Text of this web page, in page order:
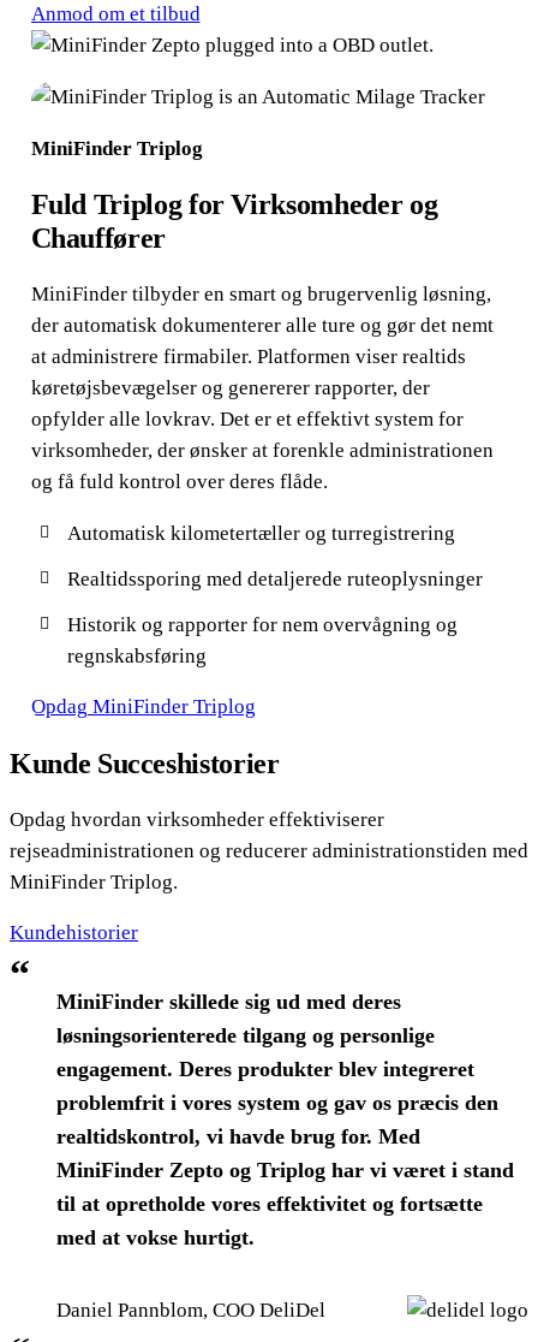
Anmod om et tilbud
MiniFinder Triplog
Fuld Triplog for Virksomheder og
Chauffører
MiniFinder tilbyder en smart og brugervenlig løsning,
der automatisk dokumenterer alle ture og gør det nemt
at administrere firmabiler. Platformen viser realtids
køretøjsbevægelser og genererer rapporter, der
opfylder alle lovkrav. Det er et effektivt system for
virksomheder, der ønsker at forenkle administrationen
og få fuld kontrol over deres flåde.
Automatisk kilometertæller og turregistrering
Realtidssporing med detaljerede ruteoplysninger
Historik og rapporter for nem overvågning og
regnskabsføring
Opdag MiniFinder Triplog
Kunde Succeshistorier
Opdag hvordan virksomheder effektiviserer
rejseadministrationen og reducerer administrationstiden med
MiniFinder Triplog.
Kundehistorier
“
MiniFinder skillede sig ud med deres
løsningsorienterede tilgang og personlige
engagement. Deres produkter blev integreret
problemfrit i vores system og gav os præcis den
realtidskontrol, vi havde brug for. Med
MiniFinder Zepto og Triplog har vi været i stand
til at opretholde vores effektivitet og fortsætte
med at vokse hurtigt.
Daniel Pannblom, COO DeliDel